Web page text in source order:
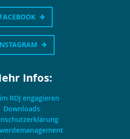
FACEBOOK
Infos:
RDJ engagieren
Downloads